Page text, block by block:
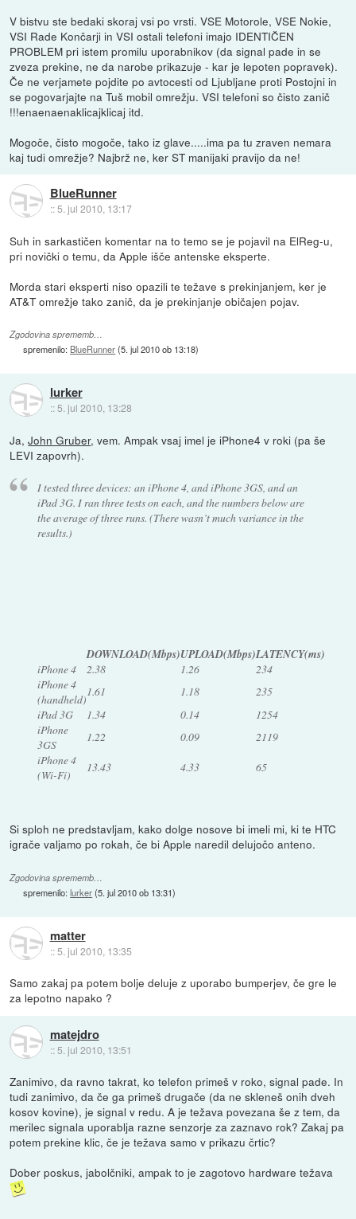
V bistvu ste bedaki skoraj vsi po vrsti. VSE Motorole, VSE Nokie,
VSI Rade Končarji in VSI ostali telefoni imajo IDENTIČEN
PROBLEM pri istem promilu uporabnikov (da signal pade in se
zveza prekine, ne da narobe prikazuje - kar je lepoten popravek).
Če ne verjamete pojdite po avtocesti od Ljubljane proti Postojni in
se pogovarjajte na Tuš mobil omrežju. VSI telefoni so čisto zanič
!!!enaenaenaklicajklicaj itd.
Mogoče, čisto mogoče, tako iz glave.....ima pa tu zraven nemara
kaj tudi omrežje? Najbrž ne, ker ST manijaki pravijo da ne!
BlueRunner
::5. jul 2010, 13:17
Suh in sarkastičen komentar na to temo se je pojavil na ElReg-u,
pri novički o temu, da Apple išče antenske eksperte.
Morda stari eksperti niso opazili te težave s prekinjanjem, ker je
AT&T omrežje tako zanič, da je prekinjanje običajen pojav.
Zgodovina sprememb…
spremenilo: BlueRunner(5. jul 2010 ob 13:18)
lurker
:: 5. jul 2010, 13:28
Ja,John Gruber, vem. Ampak vsaj imel je iPhone4 v roki (pa še
LEVI zapovrh).
I tested three devices: an iPhone 4, and iPhone 3GS, and an
iPad 3G. I ran three tests on each, and the numbers below are
the average of three runs. (There wasn’t much variance in the
results.)
DOWNLOAD(Mbps)UPLOAD(Mbps)LATENCY(ms)
iPhone 4
2.38 1.26
234
iPhone 4
(handheld)
1.61 1.18
235
iPad 3G
1.34 0.14
1254
iPhone
3GS
1.22 0.09
2119
iPhone 4
(Wi-Fi)
13.43 4.33 65
Si sploh ne predstavljam, kako dolge nosove bi imeli mi, ki te HTC
igrače valjamo po rokah, če bi Apple naredil delujočo anteno.
Zgodovina sprememb…
spremenilo:lurker(5. jul 2010 ob 13:31)
matter
::5. jul 2010, 13:35
Samo zakaj pa potem bolje deluje z uporabo bumperjev, če gre le
za lepotno napako ?
matejdro
:: 5. jul 2010, 13:51
Zanimivo, da ravno takrat, ko telefon primeš v roko, signal pade. In
tudi zanimivo, da če ga primeš drugače (da ne skleneš onih dveh
kosov kovine), je signal v redu. A je težava povezana še z tem, da
merilec signala uporablja razne senzorje za zaznavo rok? Zakaj pa
potem prekine klic, če je težava samo v prikazu črtic?
Dober poskus, jabolčniki, ampak to je zagotovo hardware težava